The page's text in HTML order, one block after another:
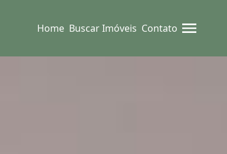
Home Buscar Imóveis Contato